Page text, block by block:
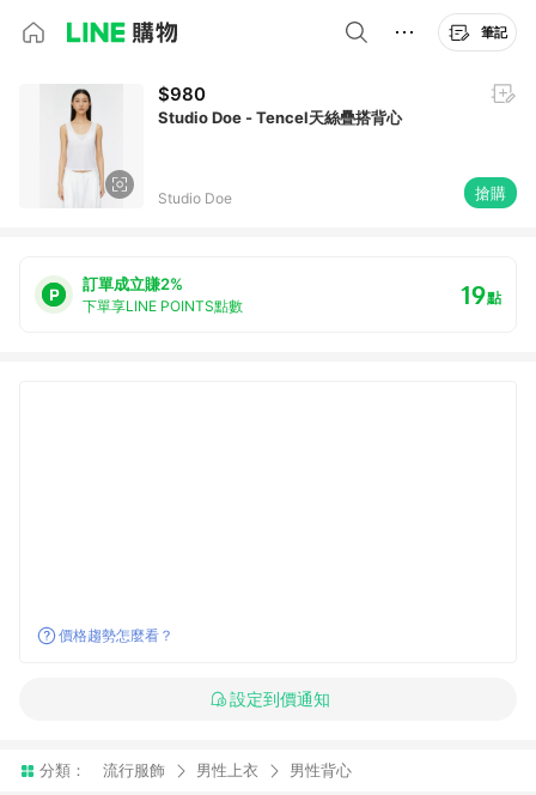
筆記
$980
Studio Doe - Tencel天絲疊搭背心
Studio Doe 搶購
訂單成立賺2%
下單享LINE POINTS點數 19點
價格趨勢怎麼看？
設定到價通知
分類： 流行服飾 男性上衣 男性背心